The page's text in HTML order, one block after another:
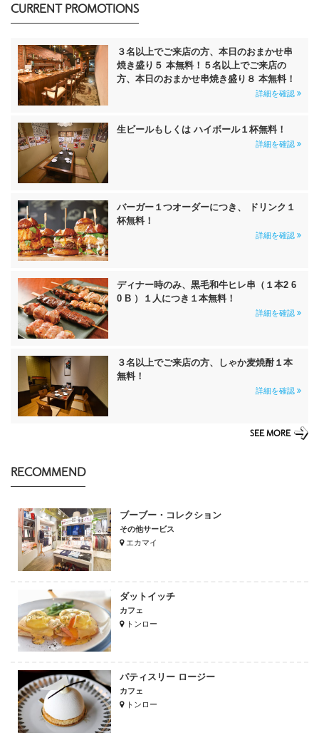
CURRENT PROMOTIONS
３名以上でご来店の方、本日のおまかせ串
焼き盛り５ 本無料！５名以上でご来店の
方、本日のおまかせ串焼き盛り８ 本無料！
詳細を確認
生ビールもしくは ハイボール１杯無料！
詳細を確認
バーガー１つオーダーにつき、 ドリンク１
杯無料！
詳細を確認
ディナー時のみ、黒毛和牛ヒレ串（１本2 6
0 B ）１人につき１本無料！
詳細を確認
３名以上でご来店の方、しゃか麦焼酎１本
無料！
詳細を確認
SEE MORE
RECOMMEND
ブーブー・コレクション
その他サービス
エカマイ
ダットイッチ
カフェ
トンロー
パティスリー ロージー
カフェ
トンロー